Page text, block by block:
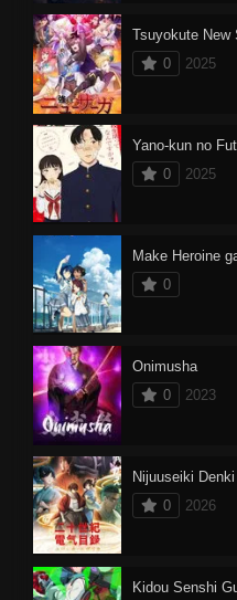
Tsuyokute New
0
2025
Yano-kun no
0
2025
Make Heroine
0
Onimusha
0
2023
Nijuuseiki
0
2026
Kidou Senshi